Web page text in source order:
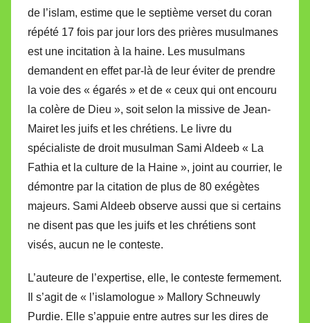
e
de l’islam, estime que le septième verset du coran
répété 17 fois par jour lors des prières musulmanes
est une incitation à la haine. Les musulmans
demandent en effet par-là de leur éviter de prendre
la voie des « égarés » et de « ceux qui ont encouru
la colère de Dieu », soit selon la missive de Jean-
Mairet les juifs et les chrétiens. Le livre du
spécialiste de droit musulman Sami Aldeeb « La
Fathia et la culture de la Haine », joint au courrier, le
démontre par la citation de plus de 80 exégètes
majeurs. Sami Aldeeb observe aussi que si certains
ne disent pas que les juifs et les chrétiens sont
visés, aucun ne le conteste.
L’auteure de l’expertise, elle, le conteste fermement.
Il s’agit de « l’islamologue » Mallory Schneuwly
Purdie. Elle s’appuie entre autres sur les dires de